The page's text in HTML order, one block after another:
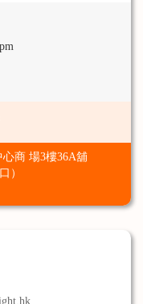
商 場3樓36A舖
）